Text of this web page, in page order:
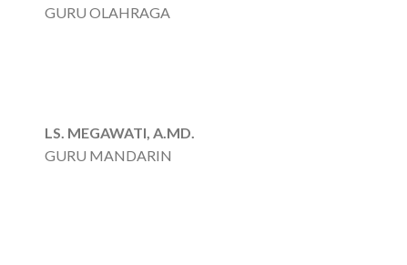
GURU OLAHRAGA
LS. MEGAWATI, A.MD.
GURU MANDARIN